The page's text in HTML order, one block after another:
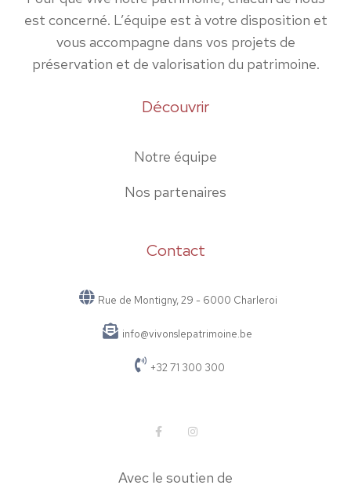
est concerné. L’équipe est à votre disposition et
vous accompagne dans vos projets de
préservation et de valorisation du patrimoine.
Découvrir
Notre équipe
Nos partenaires
Contact
Rue de Montigny, 29 - 6000 Charleroi
info@vivonslepatrimoine.be
+32 71 300 300
Avec le soutien de